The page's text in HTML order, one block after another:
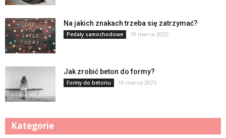
Na jakich znakach trzeba się zatrzymać?
Pedały samochodowe 19 marca 2025
Jak zrobić beton do formy?
Formy do betonu 19 marca 2025
Kategorie